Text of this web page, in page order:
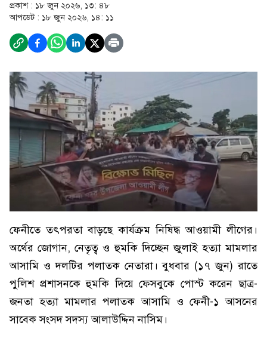
প্রকাশ : ১৮ জুন ২০২৬, ১৩: ৪৮
আপডেট : ১৮ জুন ২০২৬, ১৪: ১১
ফেনীতে তৎপরতা বাড়ছে কার্যক্রম নিষিদ্ধ আওয়ামী লীগের।
অর্থের জোগান, নেতৃত্ব ও হুমকি দিচ্ছেন জুলাই হত্যা মামলার
আসামি ও দলটির পলাতক নেতারা। বুধবার (১৭ জুন) রাতে
পুলিশ প্রশাসনকে হুমকি দিয়ে ফেসবুকে পোস্ট করেন ছাত্র-
জনতা হত্যা মামলার পলাতক আসামি ও ফেনী-১ আসনের
সাবেক সংসদ সদস্য আলাউদ্দিন নাসিম।